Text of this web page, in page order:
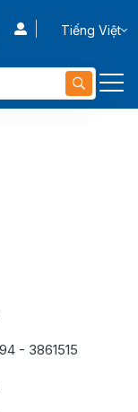
Tiếng Việt
- 3861515